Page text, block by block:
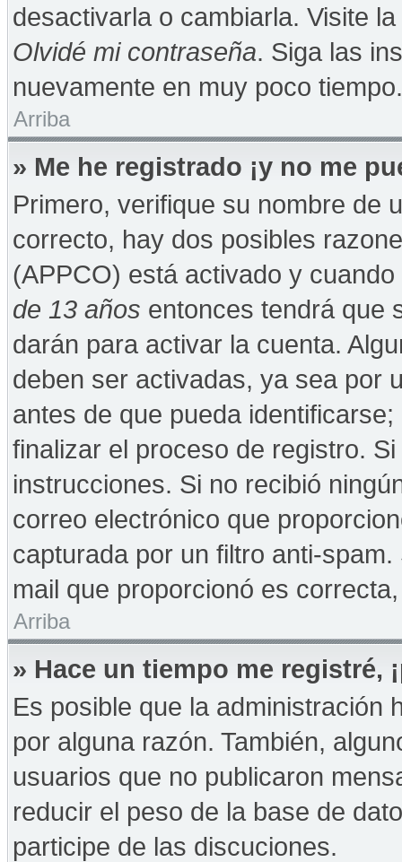
desactivarla o cambiarla. Visite
Olvidé mi contraseña. Siga las
nuevamente en muy poco tiempo.
Arriba
» Me he registrado ¡y no me
Primero, verifique su nombre de
correcto, hay dos posibles
(APPCO) está activado y
de 13 años entonces tendrá que
darán para activar la cuenta.
deben ser activadas, ya sea por
antes de que pueda
finalizar el proceso de registro.
instrucciones. Si no recibió
correo electrónico que
capturada por un filtro anti-
mail que proporcionó es
Arriba
» Hace un tiempo me registré,
Es posible que la administración
por alguna razón. También,
usuarios que no publicaron
reducir el peso de la base de
participe de las discuciones.